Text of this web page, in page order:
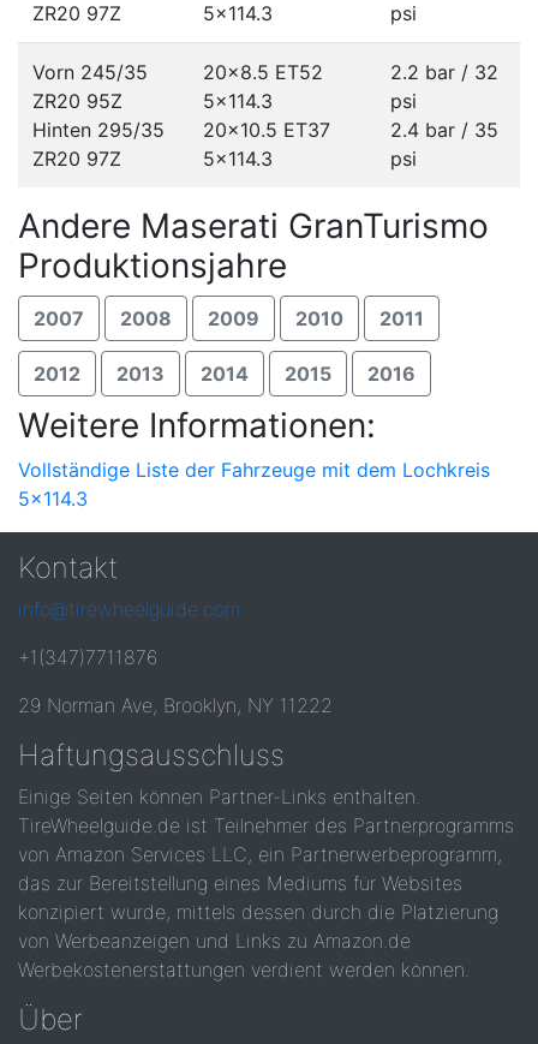
ZR20 97Z
5x114.3
psi
Vorn 245/35
ZR20 95Z
Hinten 295/35
ZR20 97Z
20x8.5 ET52
5x114.3
20x10.5 ET37
5x114.3
2.2 bar / 32
psi
2.4 bar / 35
psi
Andere Maserati GranTurismo
Produktionsjahre
2007 2008 2009 2010 2011
2012 2013 2014 2015 2016
Weitere Informationen:
Vollständige Liste der Fahrzeuge mit dem Lochkreis
5x114.3
Kontakt
info@tirewheelguide.com
+1(347)7711876
29 Norman Ave, Brooklyn, NY 11222
Haftungsausschluss
Einige Seiten können Partner-Links enthalten.
TireWheelguide.de ist Teilnehmer des Partnerprogramms
von Amazon Services LLC, ein Partnerwerbeprogramm,
das zur Bereitstellung eines Mediums für Websites
konzipiert wurde, mittels dessen durch die Platzierung
von Werbeanzeigen und Links zu Amazon.de
Werbekostenerstattungen verdient werden können.
Über